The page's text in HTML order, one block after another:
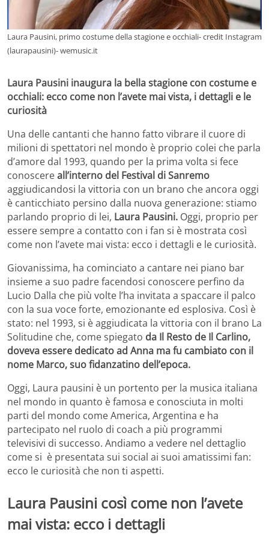
Laura Pausini, primo costume della stagione e occhiali- credit Instagram
(laurapausini)- wemusic.it
Laura Pausini inaugura la bella stagione con costume e
occhiali: ecco come non l’avete mai vista, i dettagli e le
curiosità
Una delle cantanti che hanno fatto vibrare il cuore di
milioni di spettatori nel mondo è proprio colei che parla
d’amore dal 1993, quando per la prima volta si fece
conoscereall’interno del Festival di Sanremo
aggiudicandosi la vittoria con un brano che ancora oggi
è canticchiato persino dalla nuova generazione: stiamo
parlando proprio di lei, Laura Pausini. Oggi, proprio per
essere sempre a contatto con i fan si è mostrata così
come non l’avete mai vista: ecco i dettagli e le curiosità.
Giovanissima, ha cominciato a cantare nei piano bar
insieme a suo padre facendosi conoscere perfino da
Lucio Dalla che più volte l’ha invitata a spaccare il palco
con la sua voce forte, emozionante ed esplosiva. Così è
stato: nel 1993, si è aggiudicata la vittoria con il brano La
Solitudine che, come spiegato da Il Resto de Il Carlino,
doveva essere dedicato ad Anna ma fu cambiato con il
nome Marco, suo fidanzatino dell’epoca.
Oggi, Laura pausini è un portento per la musica italiana
nel mondo in quanto è famosa e conosciuta in molti
parti del mondo come America, Argentina e ha
partecipato nel ruolo di coach a più programmi
televisivi di successo. Andiamo a vedere nel dettaglio
come si è presentata sui social ai suoi amatissimi fan:
ecco le curiosità che non ti aspetti.
Laura Pausini così come non l’avete
mai vista: ecco i dettagli